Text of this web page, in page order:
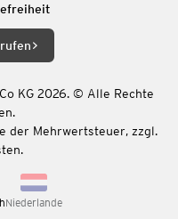
KG 2026. © Alle Rechte
der Mehrwertsteuer, zzgl.
Niederlande